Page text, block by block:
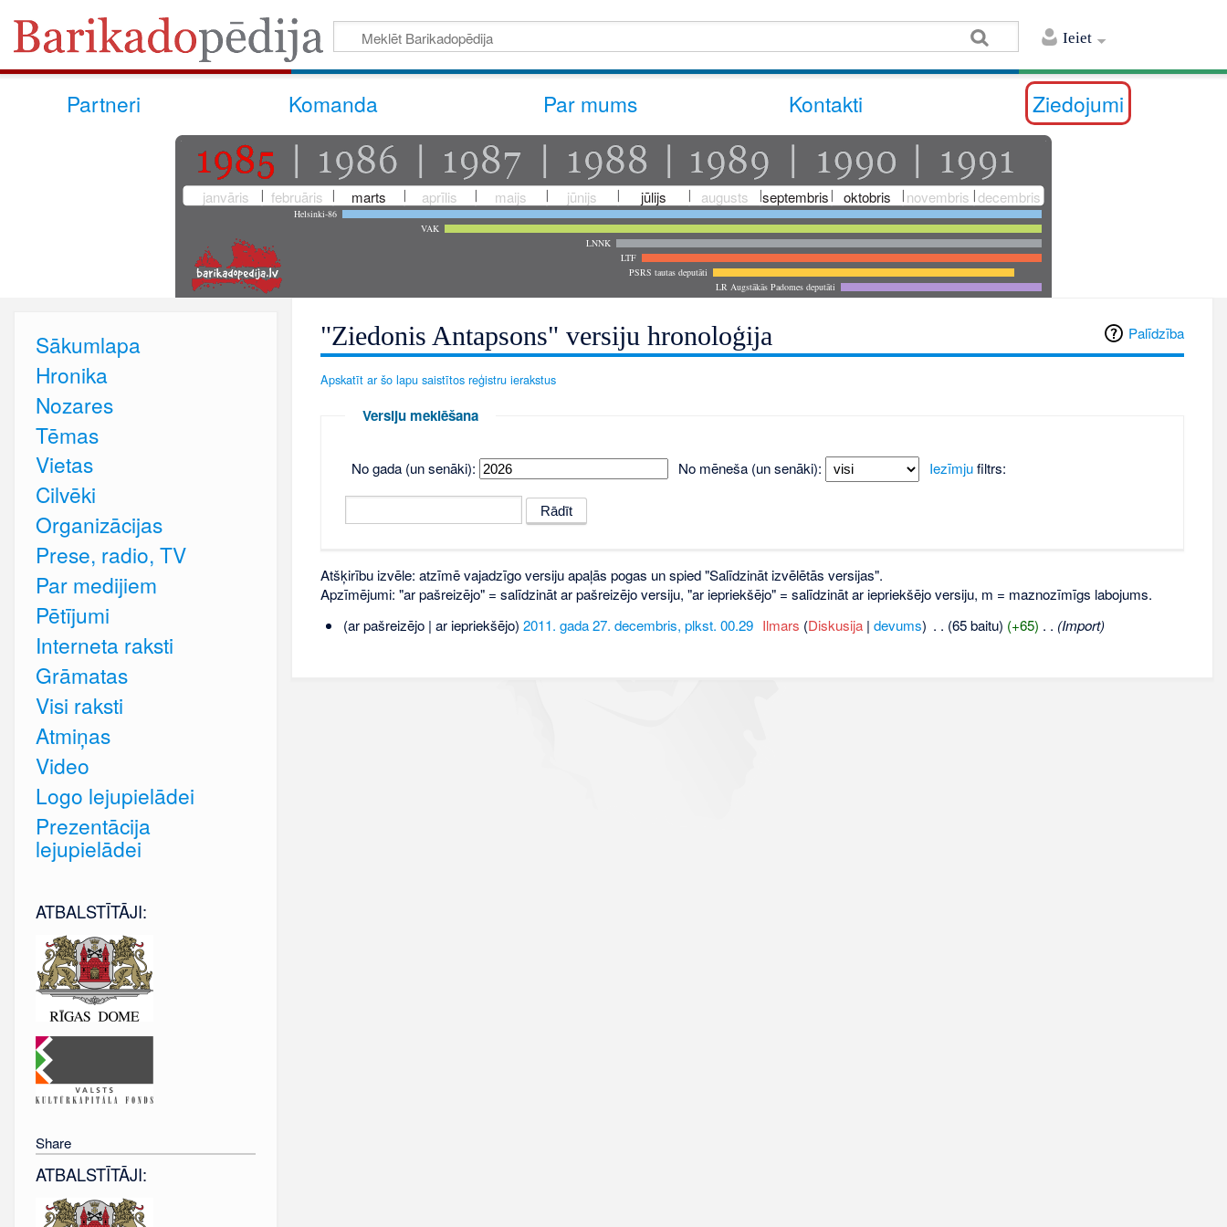
Ieiet
Partneri Komanda Par mums Kontakti Ziedojumi
janvāris februāris marts aprīlis maijs jūnijs jūlijs augusts septembris oktobris novembris decembris
Helsinki-86
VAK
LNNK
LTF
PSRS tautas deputāti
LR Augstākās Padomes deputāti
Palīdzība
"Ziedonis Antapsons" versiju hronoloģija
Apskatīt ar šo lapu saistītos reģistru ierakstus
Versiju meklēšana
No gada (un senāki): No mēneša (un senāki): Iezīmjufiltrs:
Atšķirību izvēle: atzīmē vajadzīgo versiju apaļās pogas un spied "Salīdzināt izvēlētās versijas".
Apzīmējumi: "ar pašreizējo" = salīdzināt ar pašreizējo versiju, "ar iepriekšējo" = salīdzināt ar iepriekšējo versiju, m = maznozīmīgs labojums.
(ar pašreizējo | ar iepriekšējo) 2011. gada 27. decembris, plkst. 00.29‎ Ilmars (Diskusija| devums) . . (65 baitu) (+65) . . (Import)
Sākumlapa
Hronika
Nozares
Tēmas
Vietas
Cilvēki
Organizācijas
Prese, radio, TV
Par medijiem
Pētījumi
Interneta raksti
Grāmatas
Visi raksti
Atmiņas
Video
Logo lejupielādei
Prezentācija
lejupielādei
ATBALSTĪTĀJI:
Share
ATBALSTĪTĀJI: